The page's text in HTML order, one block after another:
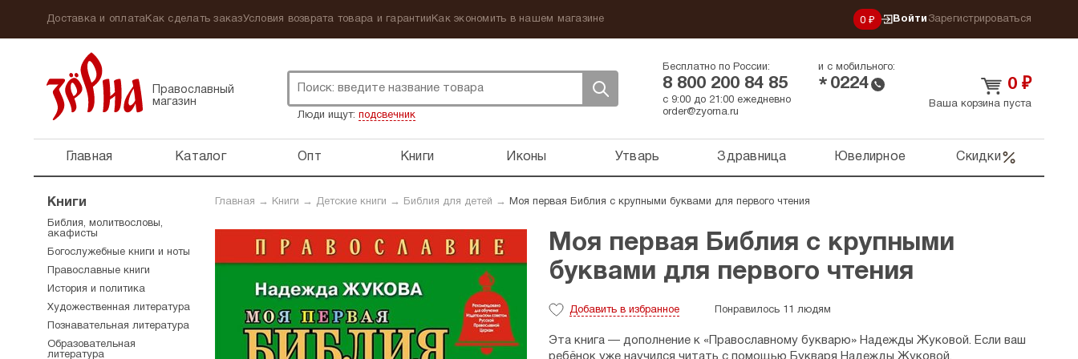
Доставка и оплатаКак сделать заказУсловия возврата товара и гарантии Как экономить в нашем магазине 0 ₽ Войти Зарегистрироваться
Православный
магазин
Люди ищут: подсвечник
Бесплатно по России:
8 800 200 84 85
и с мобильного:
* 0224
с 9:00 до 21:00 ежедневно
order@zyorna.ru
0 ₽
Ваша корзина пуста
Главная Каталог Опт Книги Иконы Утварь Здравница Ювелирное Скидки
Главная → Книги → Детские книги → Библия для детей → Моя первая Библия с крупными буквами для первого чтения
Моя первая Библия с крупными
буквами для первого чтения
Добавить в избранное Понравилось 11 людям
Эта книга — дополнение к «Православному букварю» Надежды Жуковой. Если ваш
ребёнок уже научился читать с помощью Букваря Надежды Жуковой,
Книги
Библия, молитвословы,
акафисты
Богослужебные книги и ноты
Православные книги
История и политика
Художественная литература
Познавательная литература
Образовательная
литература